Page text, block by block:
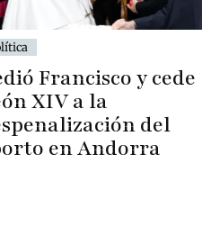
Francisco y cede
XIV a la
del
en Andorra